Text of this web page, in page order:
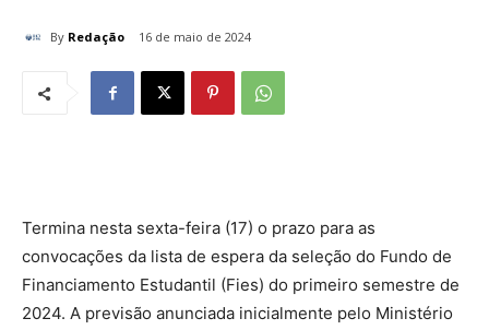
By Redação 16 de maio de 2024
Termina nesta sexta-feira (17) o prazo para as
convocações da lista de espera da seleção do Fundo de
Financiamento Estudantil (Fies) do primeiro semestre de
2024. A previsão anunciada inicialmente pelo Ministério